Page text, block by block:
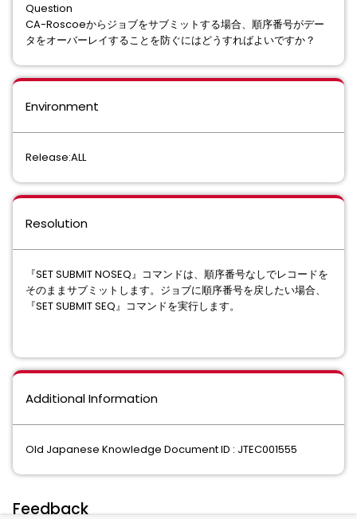
Question
CA-Roscoeからジョブをサブミットする場合、順序番号がデー
タをオーバーレイすることを防ぐにはどうすればよいですか？
Environment
Release:ALL
Resolution
『SET SUBMIT NOSEQ』コマンドは、順序番号なしでレコードを
そのままサブミットします。ジョブに順序番号を戻したい場合、
『SET SUBMIT SEQ』コマンドを実行します。
Additional Information
Old Japanese Knowledge Document ID : JTEC001555
Feedback